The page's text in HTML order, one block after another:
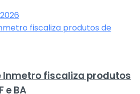
Inmetro fiscaliza produtos
e BA